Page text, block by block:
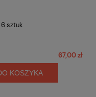
sztuk
67,00 zł
KOSZYKA